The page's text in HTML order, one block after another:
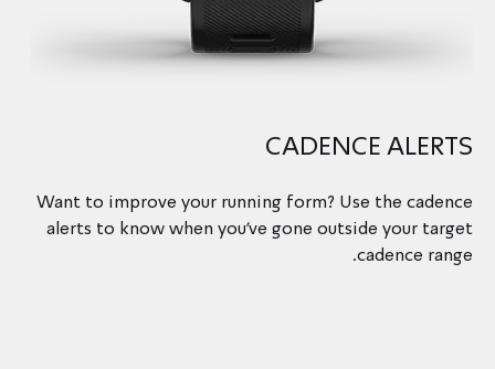
CADENCE ALERTS
Want to improve your running form? Use the cadence
alerts to know when you’ve gone outside your target
cadence range.